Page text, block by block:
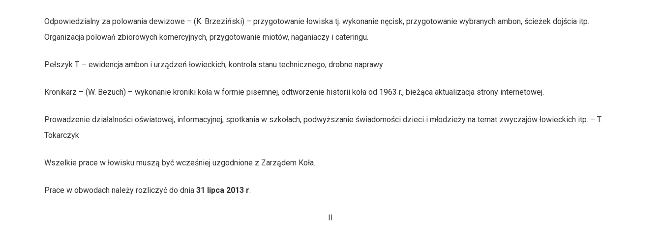
Odpowiedzialny za polowania dewizowe – (K. Brzeziński) – przygotowanie łowiska tj. wykonanie nęcisk, przygotowanie wybranych ambon, ścieżek dojścia itp.
Organizacja polowań zbiorowych komercyjnych, przygotowanie miotów, naganiaczy i cateringu.
Pełszyk T. – ewidencja ambon i urządzeń łowieckich, kontrola stanu technicznego, drobne naprawy
Kronikarz – (W. Bezuch) – wykonanie kroniki koła w formie pisemnej, odtworzenie historii koła od 1963 r., bieżąca aktualizacja strony internetowej.
Prowadzenie działalności oświatowej, informacyjnej, spotkania w szkołach, podwyższanie świadomości dzieci i młodzieży na temat zwyczajów łowieckich itp. – T.
Tokarczyk
Wszelkie prace w łowisku muszą być wcześniej uzgodnione z Zarządem Koła.
Prace w obwodach należy rozliczyć do dnia31 lipca 2013 r.
II